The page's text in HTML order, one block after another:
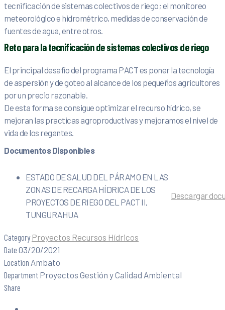
tecnificación de sistemas colectivos de riego; el monitoreo
meteorológico e hidrométrico, medidas de conservación de
fuentes de agua, entre otros.
Reto para la tecnificación de sistemas colectivos de riego
El principal desafío del programa PACT es poner la tecnología
de aspersión y de goteo al alcance de los pequeños agricultores
por un precio razonable.
De esta forma se consigue optimizar el recurso hídrico, se
mejoran las practicas agroproductivas y mejoramos el nivel de
vida de los regantes.
Documentos Disponibles
ESTADO DE SALUD DEL PÁRAMO EN LAS
ZONAS DE RECARGA HÍDRICA DE LOS
PROYECTOS DE RIEGO DEL PACT II,
TUNGURAHUA
Descargar
Category Proyectos Recursos Hídricos
Date 03/20/2021
Location Ambato
Department Proyectos Gestión y Calidad Ambiental
Share